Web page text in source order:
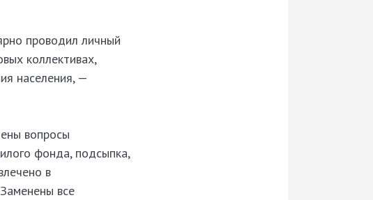
проводил личный
коллективах,
населения, —
вопросы
фонда, подсыпка,
в
все